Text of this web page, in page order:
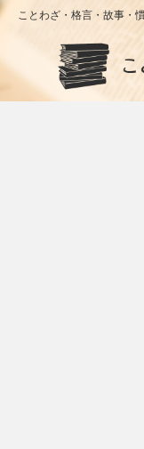
ことわざ・格言・故事・